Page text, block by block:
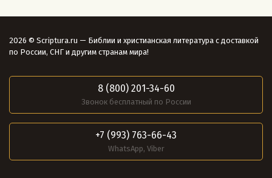
2026 © Scriptura.ru — Библии и христианская литература с доставкой
по России, СНГ и другим странам мира!
8 (800) 201-34-60
Звонок бесплатный по России
+7 (993) 763-66-43
WhatsApp, Viber